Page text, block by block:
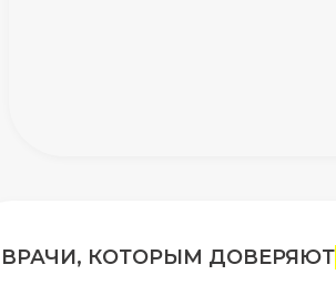
ВРАЧИ, КОТОРЫМ ДОВЕРЯЮТ